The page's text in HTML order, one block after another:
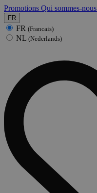
Promotions Qui sommes-nous
FR
FR (Francais)
NL (Nederlands)